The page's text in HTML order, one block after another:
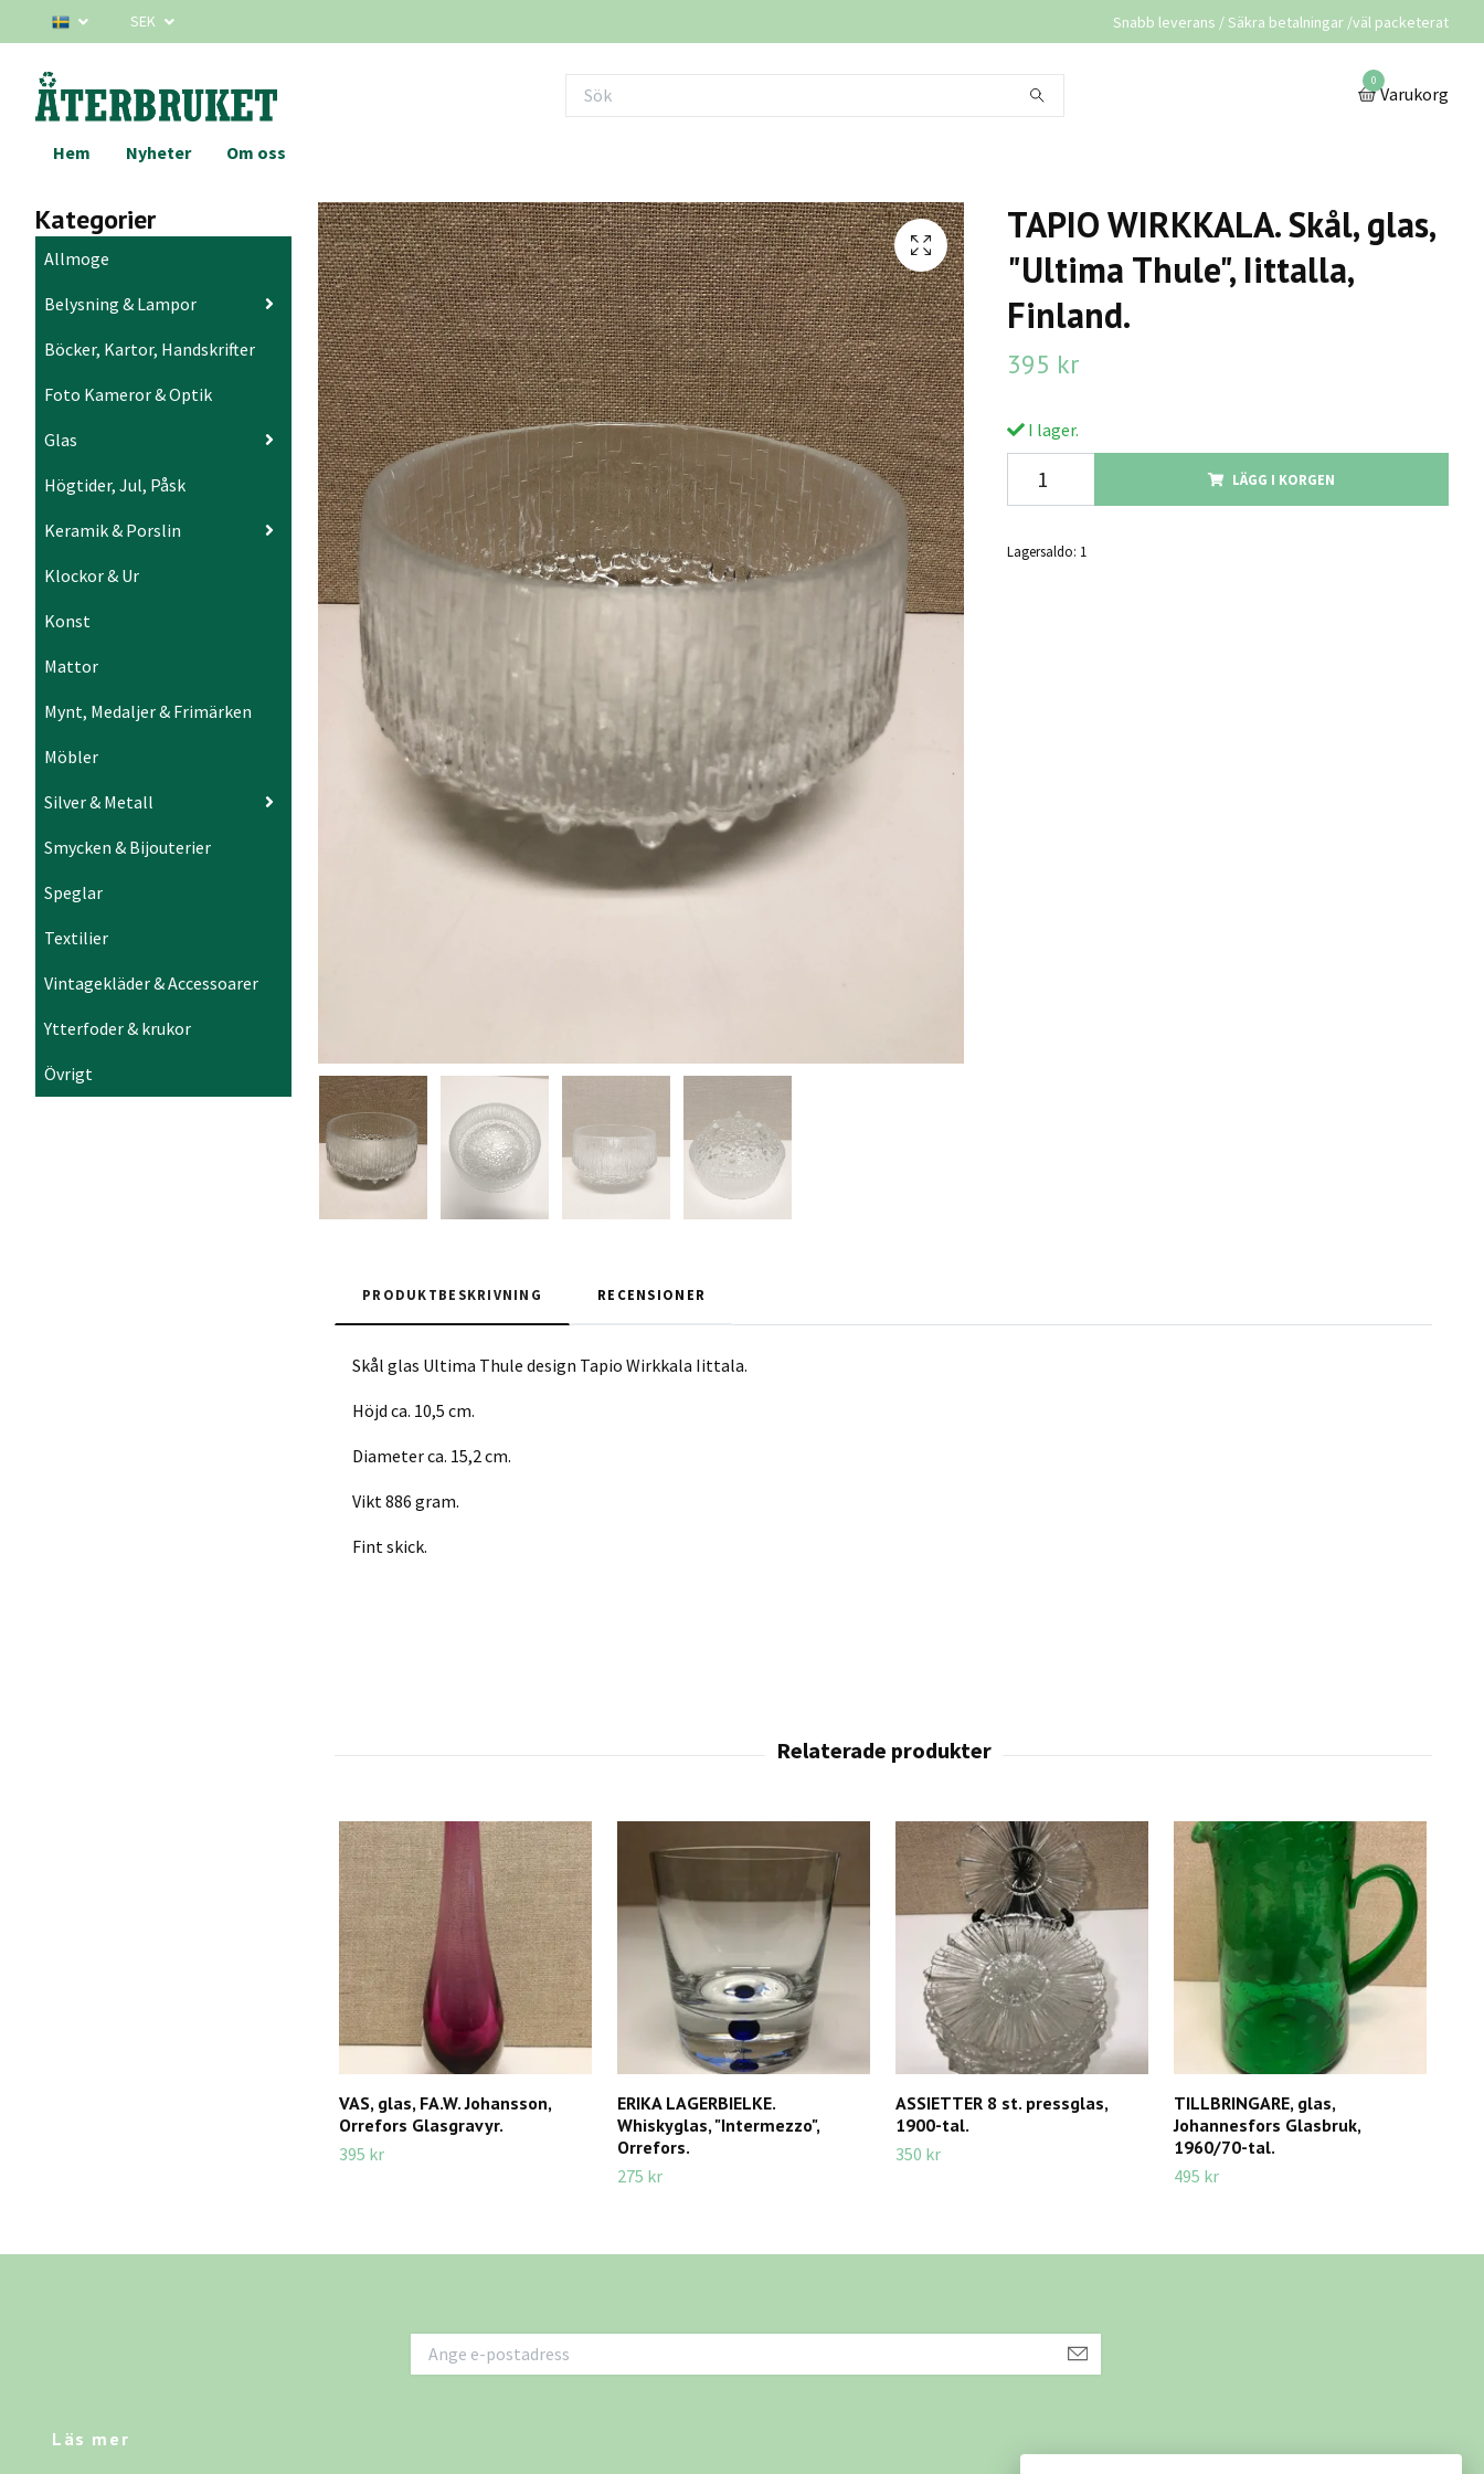
SEK Snabb leverans / Säkra betalningar /väl packeterat
0
Varukorg
Hem Nyheter Om oss
Kategorier
Allmoge
Belysning & Lampor
Böcker, Kartor, Handskrifter
Foto Kameror & Optik
Glas
Högtider, Jul, Påsk
Keramik & Porslin
Klockor & Ur
Konst
Mattor
Mynt, Medaljer & Frimärken
Möbler
Silver & Metall
Smycken & Bijouterier
Speglar
Textilier
Vintagekläder & Accessoarer
Ytterfoder & krukor
Övrigt
TAPIO WIRKKALA. Skål, glas,
"Ultima Thule", Iittalla,
Finland.
395 kr
I lager.
LÄGG I KORGEN
Lagersaldo: 1
PRODUKTBESKRIVNING RECENSIONER
Skål glas Ultima Thule design Tapio Wirkkala Iittala.
Höjd ca. 10,5 cm.
Diameter ca. 15,2 cm.
Vikt 886 gram.
Fint skick.
VAS, glas, FA.W. Johansson,
Orrefors Glasgravyr.
395 kr
ERIKA LAGERBIELKE.
Whiskyglas, "Intermezzo",
Orrefors.
275 kr
ASSIETTER 8 st. pressglas,
1900-tal.
350 kr
TILLBRINGARE, glas,
Johannesfors Glasbruk,
1960/70-tal.
495 kr
Läs mer